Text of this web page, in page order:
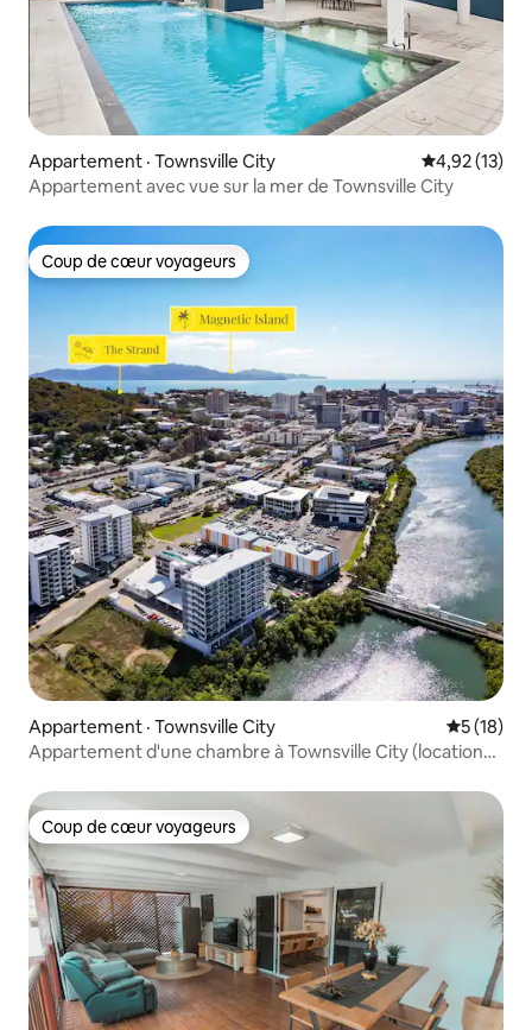
Appartement · Townsville City Note
4,92 (13)
Appartement avec vue sur la mer de Townsville City
Coup de cœur voyageurs
Coup de cœur voyageurs
Appartement · Townsville City Note
5 (18)
Appartement d'une chambre à Townsville City (location
Coup de cœur voyageurs
Coup de cœur voyageurs